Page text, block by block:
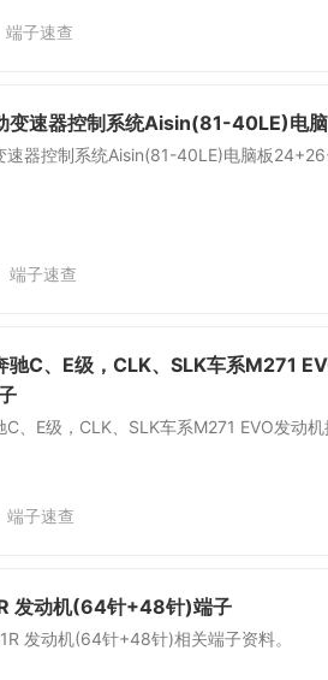
端子速查
变速器控制系统Aisin(81-40LE)电
速器控制系统Aisin(81-40LE)电脑板
端子速查
驰C、E级，CLK、SLK车系M271
C、E级，CLK、SLK车系M271 EVO发动
端子速查
发动机(64针+48针)端子
发动机(64针+48针)相关端子资料。